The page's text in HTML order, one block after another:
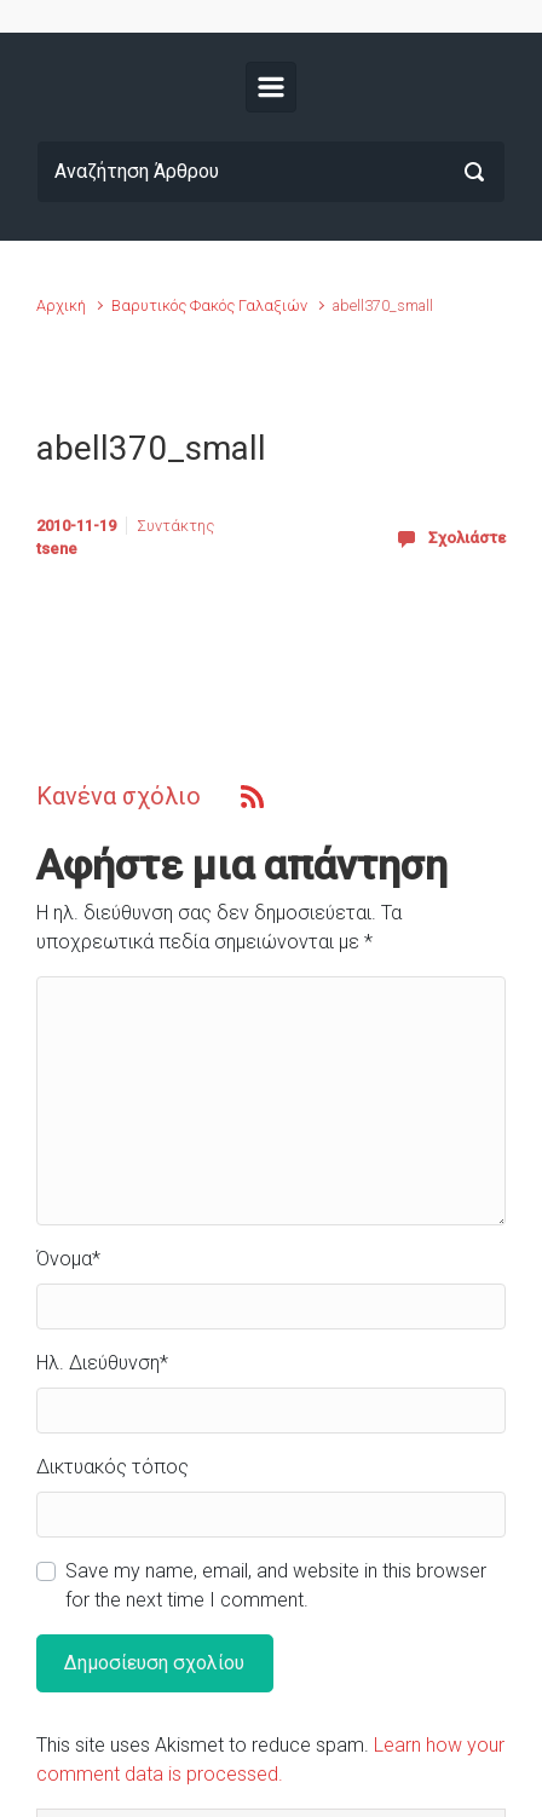
Αρχική Βαρυτικός Φακός Γαλαξιών abell370_small
abell370_small
2010-11-19
Συντάκτης
tsene
Σχολιάστε
Κανένα σχόλιο
Αφήστε μια απάντηση
Η ηλ. διεύθυνση σας δεν δημοσιεύεται. Τα
υποχρεωτικά πεδία σημειώνονται με *
Όνομα*
Ηλ. Διεύθυνση*
Δικτυακός τόπος
Save my name, email, and website in this browser
for the next time I comment.
This site uses Akismet to reduce spam. Learn how your
comment data is processed.